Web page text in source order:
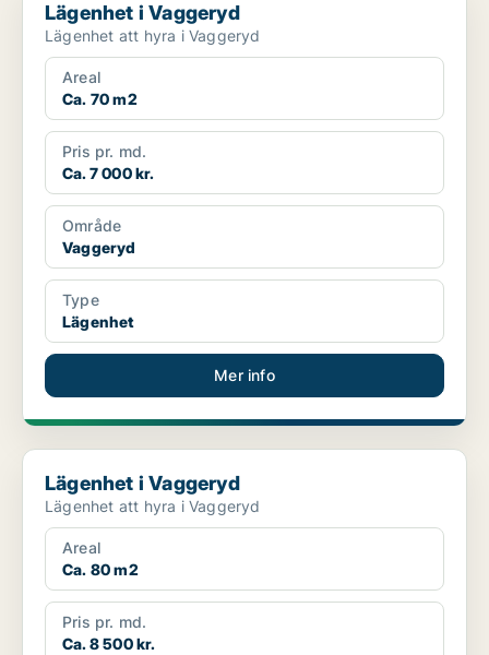
Lägenhet i Vaggeryd
Lägenhet att hyra i Vaggeryd
Areal
Ca. 70 m2
Pris pr. md.
Ca. 7 000 kr.
Område
Vaggeryd
Type
Lägenhet
Mer info
Lägenhet i Vaggeryd
Lägenhet i Vaggeryd
Lägenhet att hyra i Vaggeryd
Areal
Ca. 80 m2
Pris pr. md.
Ca. 8 500 kr.